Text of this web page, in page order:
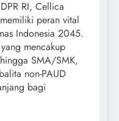
RI, Cellica
peran vital
Indonesia 2045.
mencakup
SMA/SMK,
non-PAUD
bagi